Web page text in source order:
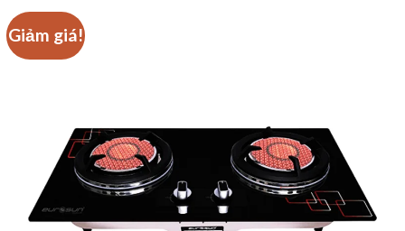
Giảm giá!